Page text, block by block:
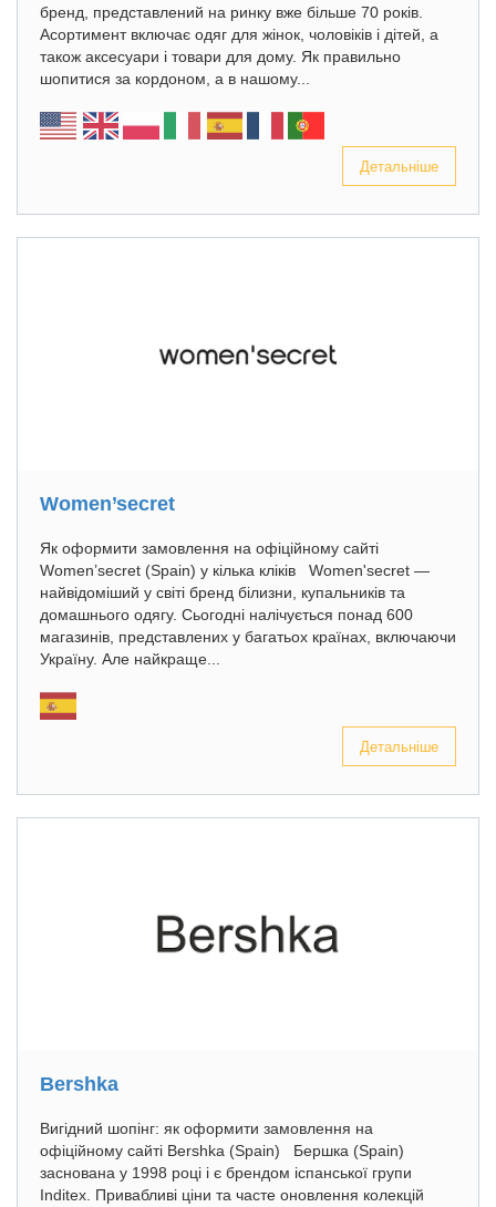
бренд, представлений на ринку вже більше 70 років.
Асортимент включає одяг для жінок, чоловіків і дітей, а
також аксесуари і товари для дому. Як правильно
шопитися за кордоном, а в нашому...
Детальніше
Women’secret
Як оформити замовлення на офіційному сайті
Women’secret (Spain) у кілька кліків Women'secret —
найвідоміший у світі бренд білизни, купальників та
домашнього одягу. Сьогодні налічується понад 600
магазинів, представлених у багатьох країнах, включаючи
Україну. Але найкраще...
Детальніше
Bershka
Вигідний шопінг: як оформити замовлення на
офіційному сайті Bershka (Spain) Бершка (Spain)
заснована у 1998 році і є брендом іспанської групи
Inditex. Привабливі ціни та часте оновлення колекцій